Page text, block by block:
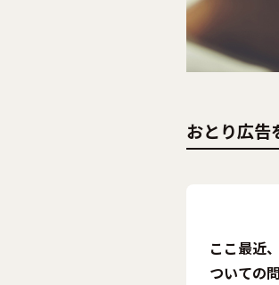
おとり広
ここ最近
ついての